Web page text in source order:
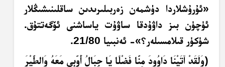
«ئۇرۇشلاردا دۈشمەن زەربىلىرىدىن ساقلىنىشىڭلار
ئۈچۈن بىز داۋۇدقا ساۋۇت ياساشنى ئۆگەتتۇق.
شۈكۈر قىلامسىلەر؟»- ئەنبىيا 21/80.
﴿وَلَقَدْ آتَيْنَا دَاوُودَ مِنَّا فَضْلًا يَا جِبَالُ أَوِّبِي مَعَهُ وَالطَّيْرَ